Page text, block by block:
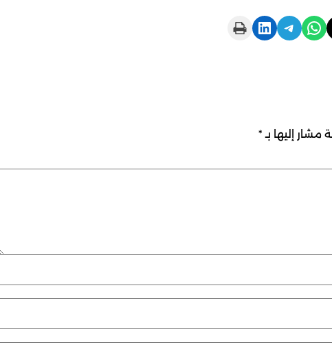
Share on WhatsApp
Share on Telegram
Share on LinkedIn
Print this Page
مشار إليها بـ *